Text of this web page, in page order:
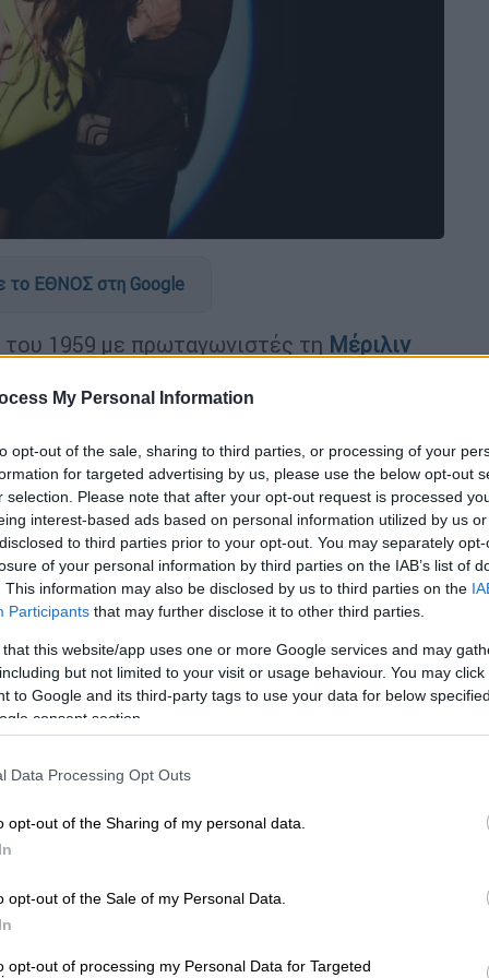
My Personal Information
opt-out of the sale, sharing to third parties, or processing of your
for targeted advertising by us, please use the below opt-out
selection. Please note that after your opt-out request is processed
interest-based ads based on personal information utilized by us
to third parties prior to your opt-out. You may separately
of your personal information by third parties on the IAB’s list of
This information may also be disclosed by us to third parties on the
Participants that may further disclose it to other third parties.
that this website/app uses one or more Google services and may
but not limited to your visit or usage behaviour. You may
to Google and its third-party tags to use your data for below
consent section.
Data Processing Opt Outs
opt-out of the Sharing of my personal data.
opt-out of the Sale of my Personal Data.
opt-out of processing my Personal Data for Targeted
το ΕΘΝΟΣ στη Google
του 1959 με πρωταγωνιστές τη Μέριλιν
περιπετειώδη διαδρομή.
ίσως δεν είναι τυχαίες.
ρομαντισμό, μυστήριο, και έκσταση,
folk pop, μεθυσμένες μπαλάντες
ευχάριστα.Ο δίσκος αποτελεί
Cristante, του Jezmi Tarik Fehmi και
που ξεπέρασαν τις underground ρίζες
πανοραμικό ορίζοντα.
κυκλοφορία λίγο πριν το πρώτο
David Byrne έρχονται στην